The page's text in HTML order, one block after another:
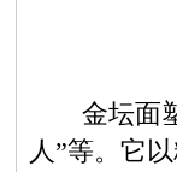
金坛面塑
人”等。它